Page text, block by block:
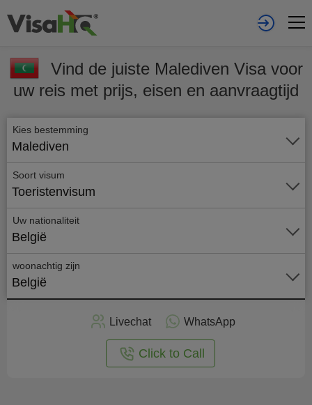
Vind de juiste Malediven Visa voor
uw reis met prijs, eisen en aanvraagtijd
Kies bestemming
Malediven
Soort visum
Toeristenvisum
Uw nationaliteit
België
woonachtig zijn
België
Livechat WhatsApp
Click to Call